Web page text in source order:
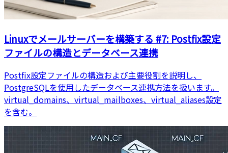
Linuxでメールサーバーを構築する #7: Postfix設定
ファイルの構造とデータベース連携
Postfix設定ファイルの構造および主要役割を説明し、
PostgreSQLを使用したデータベース連携方法を扱います。
virtual_domains、virtual_mailboxes、virtual_aliases設定
を含む。